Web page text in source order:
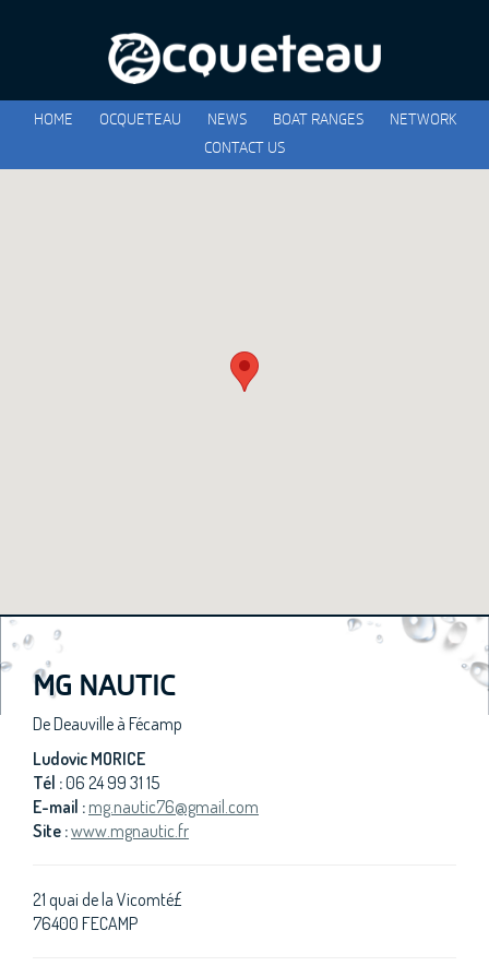
HOME OCQUETEAU NEWS BOAT RANGES
NETWORK
CONTACT US
MG NAUTIC
De Deauville à Fécamp
Ludovic MORICE
Tél :06 24 99 31 15
E-mail : mg.nautic76@gmail.com
Site :www.mgnautic.fr
21 quai de la Vicomté£
76400 FECAMP